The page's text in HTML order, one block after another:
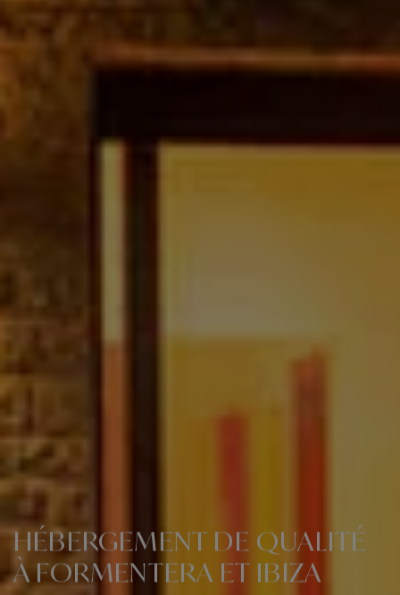
HÉBERGEMENT DE QUALITÉ
À FORMENTERA ET IBIZA